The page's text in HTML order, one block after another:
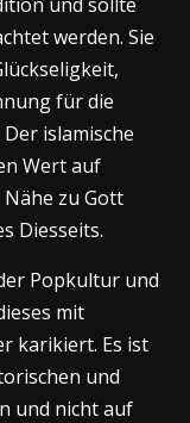
werden. Sie
für die
islamische
Wert auf
zu Gott
Diesseits.
Popkultur und
mit
karikiert. Es ist
und
und nicht auf